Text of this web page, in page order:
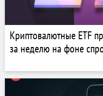
Криптовалютные ETF
за неделю на фоне